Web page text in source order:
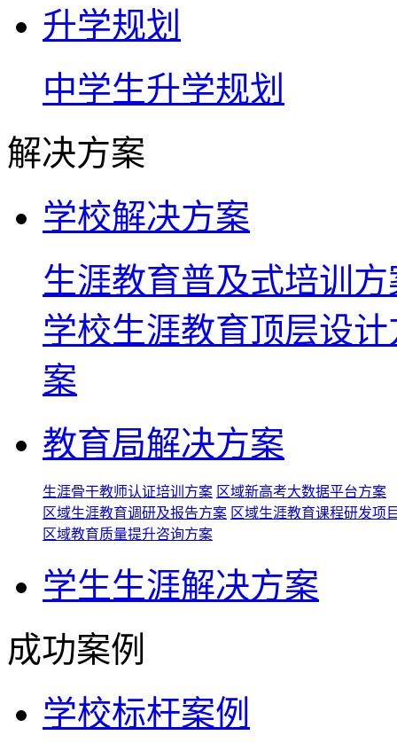
升学规划
中学生升学规划
解决方案
学校解决方案
生涯教育普及式培训方
学校生涯教育顶层设计
案
教育局解决方案
生涯骨干教师认证培训方案 区域新高考大数据平台方案
区域生涯教育调研及报告方案 区域生涯教育课程研发项
区域教育质量提升咨询方案
学生生涯解决方案
成功案例
学校标杆案例